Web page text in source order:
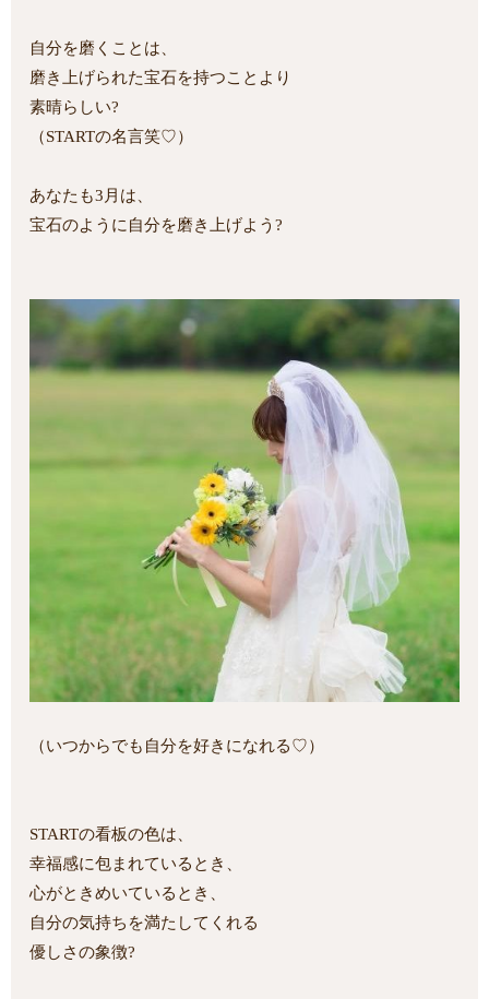
自分を磨くことは、
磨き上げられた宝石を持つことより
素晴らしい?
（STARTの名言笑♡）
あなたも3月は、
宝石のように自分を磨き上げよう?
（いつからでも自分を好きになれる♡）
STARTの看板の色は、
幸福感に包まれているとき、
心がときめいているとき、
自分の気持ちを満たしてくれる
優しさの象徴?